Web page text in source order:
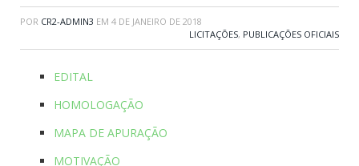
POR CR2-ADMIN3 EM 4 DE JANEIRO DE 2018
LICITAÇÕES, PUBLICAÇÕES OFICIAIS
EDITAL
HOMOLOGAÇÃO
MAPA DE APURAÇÃO
MOTIVAÇÃO